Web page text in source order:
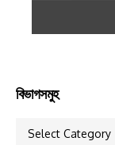
বিভাগসমুহ